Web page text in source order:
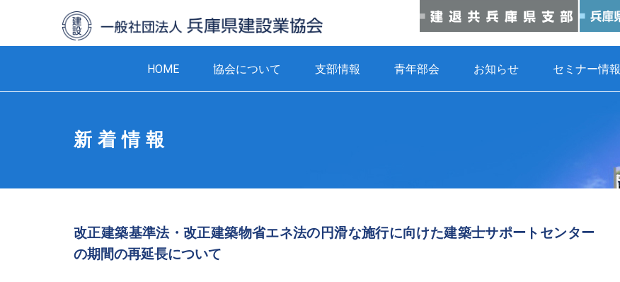
HOME 協会について 支部情報 青年部会 お知らせ セミナー情報
新着情報
改正建築基準法・改正建築物省エネ法の円滑な施行に向けた建築士サポートセンター
の期間の再延長について